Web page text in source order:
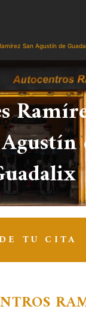
San Agustín de
TU CITA